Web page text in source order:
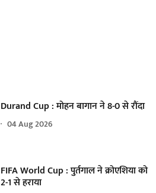
Durand Cup : मोहन बागान ने 8-0 से रौंदा
04 Aug 2026
FIFA World Cup : पुर्तगाल ने क्रोएशिया को
2-1 से हराया